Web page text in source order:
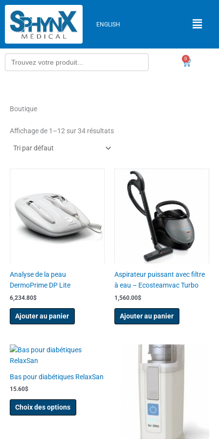
Aller
contenu
ENGLISH
Search
for:
0
Panier
Boutique
Affichage de 1–12 sur 34 résultats
Analyse de la peau
DermoPrime DP Lite
6,234.80$
Ajouter au panier
Aspirateur puissant avec filtre
à eau – Ecosteamvac Turbo
1,560.00$
Ajouter au panier
Bas pour diabétiques RelaxSan
15.60$
Choix des options
Ce
plusieurs
Les
options